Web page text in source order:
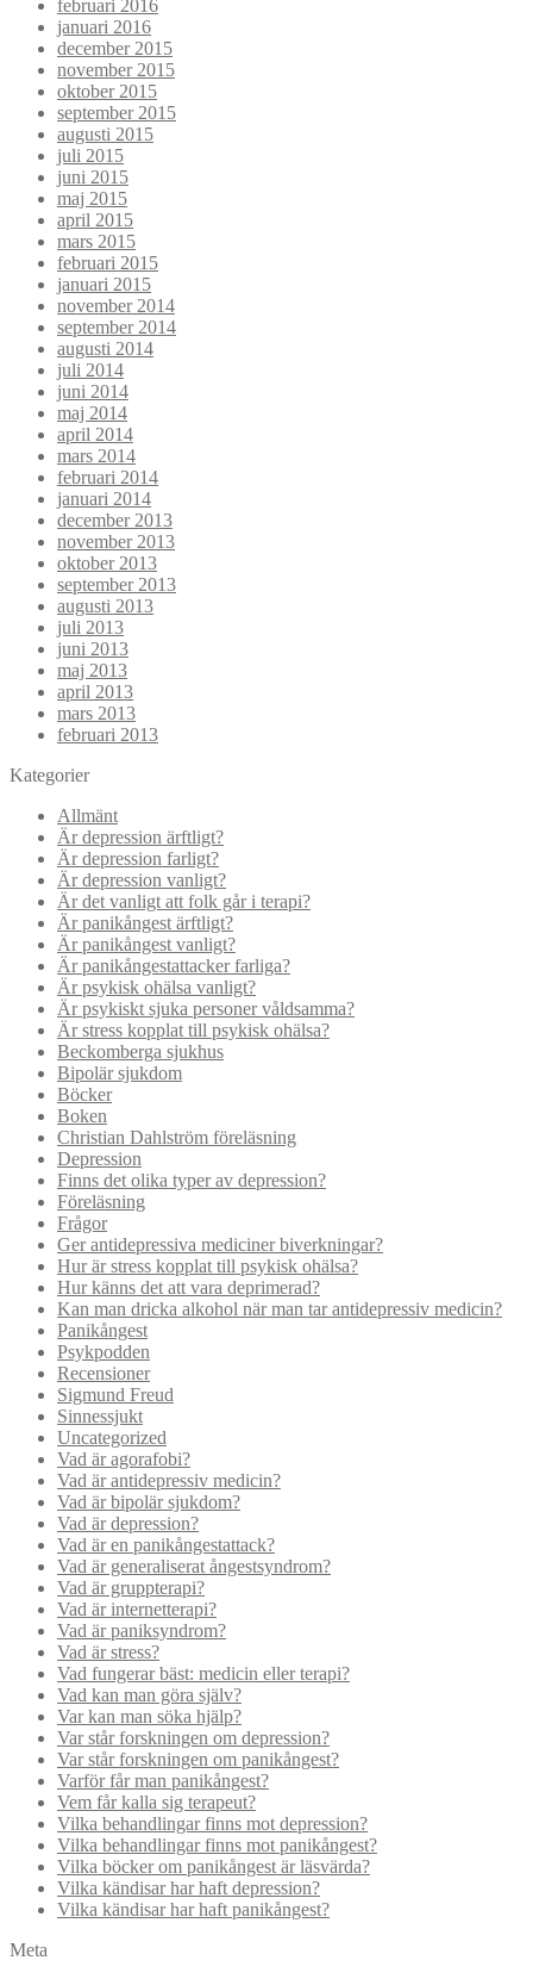
februari 2016
januari 2016
december 2015
november 2015
oktober 2015
september 2015
augusti 2015
juli 2015
juni 2015
maj 2015
april 2015
mars 2015
februari 2015
januari 2015
november 2014
september 2014
augusti 2014
juli 2014
juni 2014
maj 2014
april 2014
mars 2014
februari 2014
januari 2014
december 2013
november 2013
oktober 2013
september 2013
augusti 2013
juli 2013
juni 2013
maj 2013
april 2013
mars 2013
februari 2013
Kategorier
Allmänt
Är depression ärftligt?
Är depression farligt?
Är depression vanligt?
Är det vanligt att folk går i terapi?
Är panikångest ärftligt?
Är panikångest vanligt?
Är panikångestattacker farliga?
Är psykisk ohälsa vanligt?
Är psykiskt sjuka personer våldsamma?
Är stress kopplat till psykisk ohälsa?
Beckomberga sjukhus
Bipolär sjukdom
Böcker
Boken
Christian Dahlström föreläsning
Depression
Finns det olika typer av depression?
Föreläsning
Frågor
Ger antidepressiva mediciner biverkningar?
Hur är stress kopplat till psykisk ohälsa?
Hur känns det att vara deprimerad?
Kan man dricka alkohol när man tar antidepressiv medicin?
Panikångest
Psykpodden
Recensioner
Sigmund Freud
Sinnessjukt
Uncategorized
Vad är agorafobi?
Vad är antidepressiv medicin?
Vad är bipolär sjukdom?
Vad är depression?
Vad är en panikångestattack?
Vad är generaliserat ångestsyndrom?
Vad är gruppterapi?
Vad är internetterapi?
Vad är paniksyndrom?
Vad är stress?
Vad fungerar bäst: medicin eller terapi?
Vad kan man göra själv?
Var kan man söka hjälp?
Var står forskningen om depression?
Var står forskningen om panikångest?
Varför får man panikångest?
Vem får kalla sig terapeut?
Vilka behandlingar finns mot depression?
Vilka behandlingar finns mot panikångest?
Vilka böcker om panikångest är läsvärda?
Vilka kändisar har haft depression?
Vilka kändisar har haft panikångest?
Meta